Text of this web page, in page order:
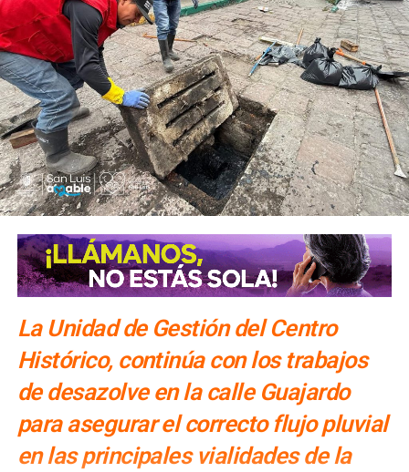
La Unidad de Gestión del Centro
Histórico, continúa con los trabajos
de desazolve en la calle Guajardo
para asegurar el correcto flujo pluvial
en las principales vialidades de la